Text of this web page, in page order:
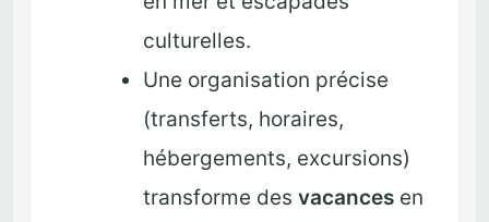
culturelles.
Une organisation précise
(transferts, horaires,
hébergements, excursions)
transforme desvacances en